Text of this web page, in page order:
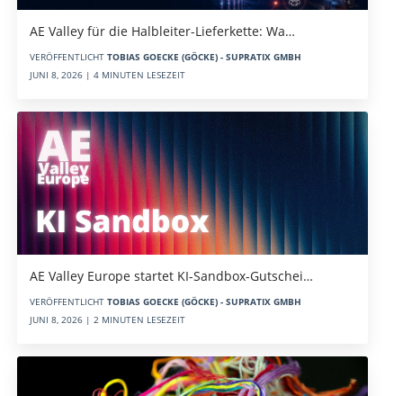
AE Valley für die Halbleiter-Lieferkette: Wa…
VERÖFFENTLICHT TOBIAS GOECKE (GÖCKE) - SUPRATIX GMBH
JUNI 8, 2026 | 4 MINUTEN LESEZEIT
AE Valley Europe startet KI-Sandbox-Gutschei…
VERÖFFENTLICHT TOBIAS GOECKE (GÖCKE) - SUPRATIX GMBH
JUNI 8, 2026 | 2 MINUTEN LESEZEIT